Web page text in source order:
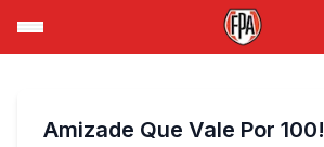
Amizade Que Vale Por 100!